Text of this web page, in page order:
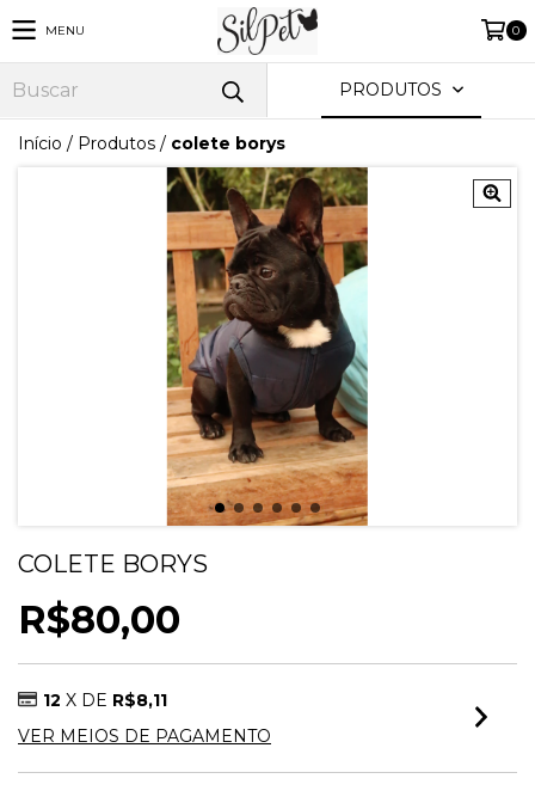
MENU 0
PRODUTOS
Início / Produtos / colete borys
COLETE BORYS
R$80,00
12 X DE R$8,11
VER MEIOS DE PAGAMENTO